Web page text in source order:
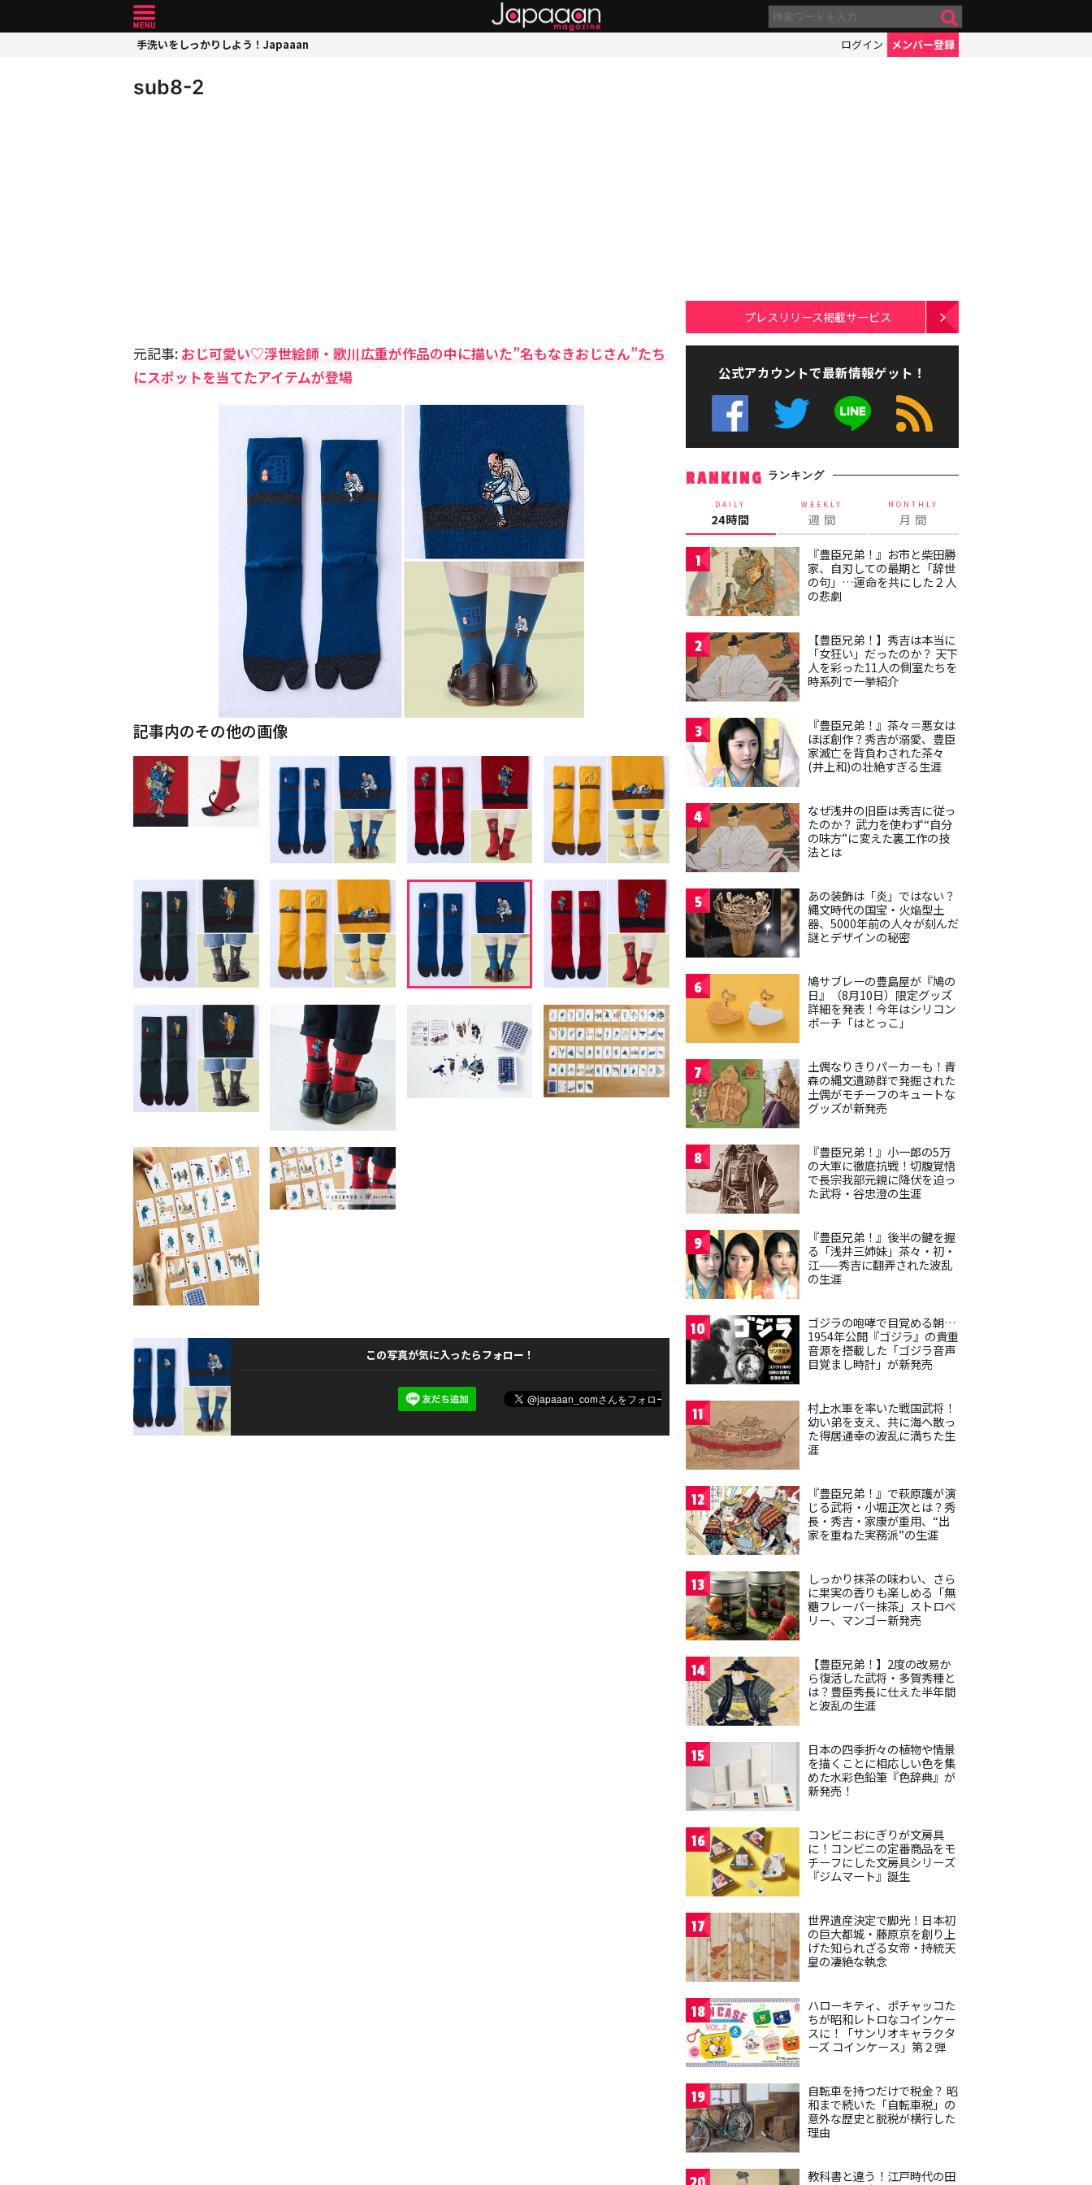
手洗いをしっかりしよう！Japaaan ログイン メンバー登録
sub8-2
元記事: おじ可愛い♡浮世絵師・歌川広重が作品の中に描いた”名もなきおじさん”たち
にスポットを当てたアイテムが登場
記事内のその他の画像
この写真が気に入ったらフォロー！
プレスリリース掲載サービス
公式アカウントで最新情報ゲット！
RANKING ランキング
DAILY
24時間
WEEKLY
週 間
MONTHLY
月 間
1
『豊臣兄弟！』お市と柴田勝
家、自刃しての最期と「辞世
の句」…運命を共にした２人
の悲劇
2
【豊臣兄弟！】秀吉は本当に
「女狂い」だったのか？ 天下
人を彩った11人の側室たちを
時系列で一挙紹介
3
『豊臣兄弟！』茶々＝悪女は
ほぼ創作？秀吉が溺愛、豊臣
家滅亡を背負わされた茶々
(井上和)の壮絶すぎる生涯
4
なぜ浅井の旧臣は秀吉に従っ
たのか？ 武力を使わず“自分
の味方”に変えた裏工作の技
法とは
5
あの装飾は「炎」ではない？
縄文時代の国宝・火焔型土
器、5000年前の人々が刻んだ
謎とデザインの秘密
6
鳩サブレーの豊島屋が『鳩の
日』（8月10日）限定グッズ
詳細を発表！今年はシリコン
ポーチ「はとっこ」
7
土偶なりきりパーカーも！青
森の縄文遺跡群で発掘された
土偶がモチーフのキュートな
グッズが新発売
8
『豊臣兄弟！』小一郎の5万
の大軍に徹底抗戦！切腹覚悟
で長宗我部元親に降伏を迫っ
た武将・谷忠澄の生涯
9
『豊臣兄弟！』後半の鍵を握
る「浅井三姉妹」茶々・初・
江——秀吉に翻弄された波乱
の生涯
10
ゴジラの咆哮で目覚める朝…
1954年公開『ゴジラ』の貴重
音源を搭載した「ゴジラ音声
目覚まし時計」が新発売
11
村上水軍を率いた戦国武将！
幼い弟を支え、共に海へ散っ
た得居通幸の波乱に満ちた生
涯
12
『豊臣兄弟！』で萩原護が演
じる武将・小堀正次とは？秀
長・秀吉・家康が重用、“出
家を重ねた実務派”の生涯
13
しっかり抹茶の味わい、さら
に果実の香りも楽しめる「無
糖フレーバー抹茶」ストロベ
リー、マンゴー新発売
14
【豊臣兄弟！】2度の改易か
ら復活した武将・多賀秀種と
は？豊臣秀長に仕えた半年間
と波乱の生涯
15
日本の四季折々の植物や情景
を描くことに相応しい色を集
めた水彩色鉛筆『色辞典』が
新発売！
16
コンビニおにぎりが文房具
に！コンビニの定番商品をモ
チーフにした文房具シリーズ
『ジムマート』誕生
17
世界遺産決定で脚光！日本初
の巨大都城・藤原京を創り上
げた知られざる女帝・持統天
皇の凄絶な執念
18
ハローキティ、ポチャッコた
ちが昭和レトロなコインケー
スに！「サンリオキャラクタ
ーズ コインケース」第２弾
19
自転車を持つだけで税金？ 昭
和まで続いた「自転車税」の
意外な歴史と脱税が横行した
理由
教科書と違う！江戸時代の田